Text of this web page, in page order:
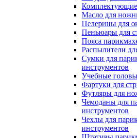
Масло для
Пелерины для
Пеньюары для
Пояса
Распылители
Сумки для
инструментов
Учебные
Фартуки для
Футляры для
Чемоданы для
инструментов
Чехлы для
инструментов